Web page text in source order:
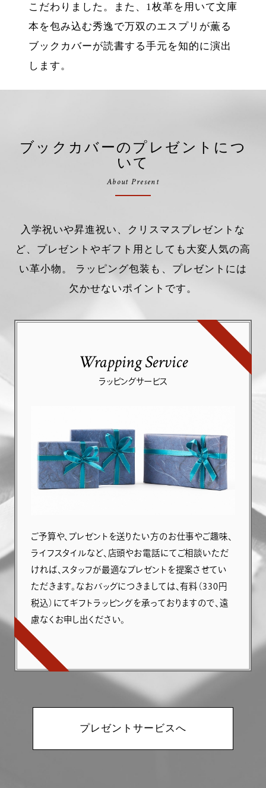
こだわりました。また、1枚革を用いて文庫
本を包み込む秀逸で万双のエスプリが薫る
ブックカバーが読書する手元を知的に演出
します。
ブックカバーのプレゼントにつ
いて
About Present
入学祝いや昇進祝い、クリスマスプレゼントな
ど、プレゼントやギフト用としても大変人気の高
い革小物。 ラッピング包装も、プレゼントには
欠かせないポイントです。
Wrapping Service
ラッピングサービス
ご予算や、プレゼントを送りたい方のお仕事やご趣味、
ライフスタイルなど、店頭やお電話にてご相談いただ
ければ、スタッフが最適なプレゼントを提案させてい
ただきます。なおバッグにつきましては、有料（330円
税込）にてギフトラッピングを承っておりますので、遠
慮なくお申し出ください。
プレゼントサービスへ